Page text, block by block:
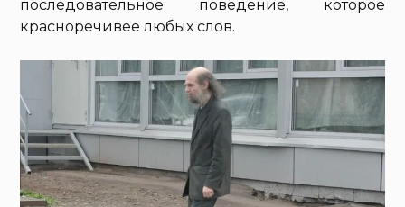
последовательное поведение, которое
красноречивее любых слов.